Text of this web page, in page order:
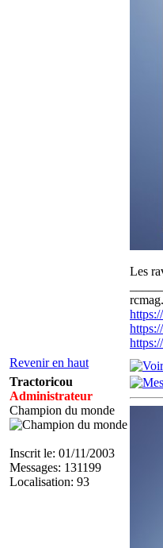
Les
Revenir en haut
Tractoricou
Administrateur
Champion du monde
Inscrit le: 01/11/2003
Messages: 131199
Localisation: 93